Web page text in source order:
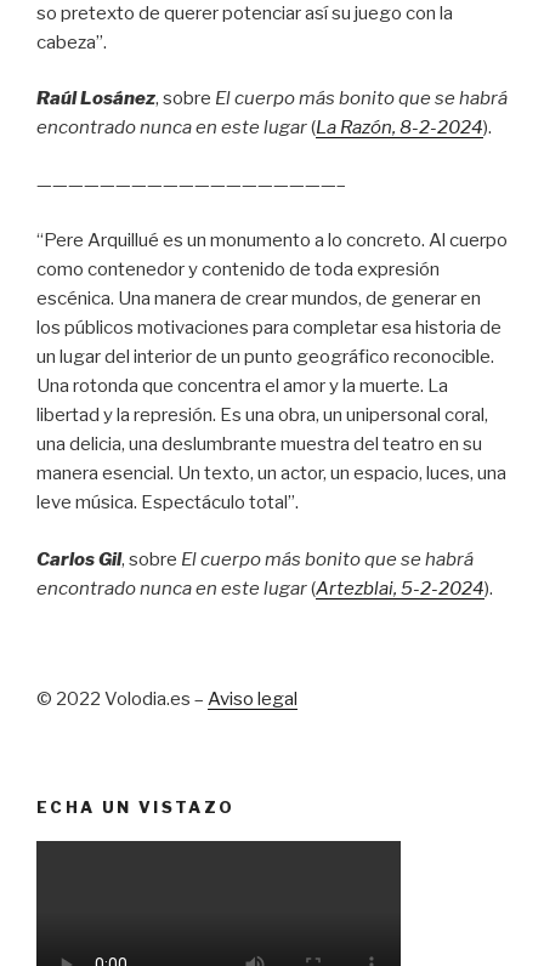
so pretexto de querer potenciar así su juego con la
cabeza”.
Raúl Losánez, sobre El cuerpo más bonito que se habrá
encontrado nunca en este lugar(La Razón, 8-2-2024).
———————————————————–
“Pere Arquillué es un monumento a lo concreto. Al cuerpo
como contenedor y contenido de toda expresión
escénica. Una manera de crear mundos, de generar en
los públicos motivaciones para completar esa historia de
un lugar del interior de un punto geográfico reconocible.
Una rotonda que concentra el amor y la muerte. La
libertad y la represión. Es una obra, un unipersonal coral,
una delicia, una deslumbrante muestra del teatro en su
manera esencial. Un texto, un actor, un espacio, luces, una
leve música. Espectáculo total”.
Carlos Gil, sobre El cuerpo más bonito que se habrá
encontrado nunca en este lugar(Artezblai, 5-2-2024).
© 2022 Volodia.es – Aviso legal
ECHA UN VISTAZO